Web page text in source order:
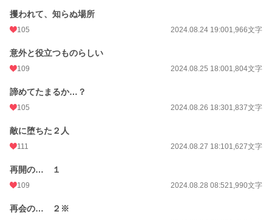
攫われて、知らぬ場所
105 2024.08.24 19:001,966文字
意外と役立つものらしい
109 2024.08.25 18:001,804文字
諦めてたまるか…？
105 2024.08.26 18:301,837文字
敵に堕ちた２人
111 2024.08.27 18:101,627文字
再開の… １
109 2024.08.28 08:521,990文字
再会の… ２※